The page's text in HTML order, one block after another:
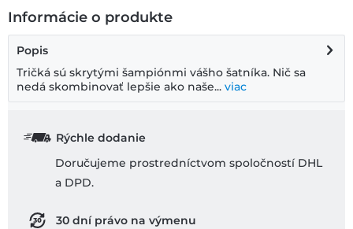
Informácie o produkte
Popis
Tričká sú skrytými šampiónmi vášho šatníka. Nič sa
nedá skombinovať lepšie ako naše... viac
Rýchle dodanie
Doručujeme prostredníctvom spoločností DHL
a DPD.
30 dní právo na výmenu